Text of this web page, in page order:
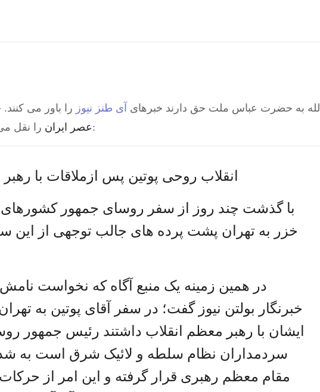
الله به حضرت عباس ملت حق دارند خبرهای آی طنز نیوز را باور می
عصر ایرانرا نقل می کنم را بخوانید:
انقلاب روحی پوتین پس ازملاقات با
با گذشت چند روز از سفر روسای جمهور کشورهای
خزر به تهران پشت پرده های جالب توجهی از این
در همین زمینه یک منبع آگاه که نخواست
خبرنگار بولتن نیوز گفت؛ در سفر آقای پوتین به
ایشان با رهبر معظم انقلاب داشتند رئیس جمهور
سردمداران نظام سلطه و لائیک شرق است به
مقام معظم رهبری قرار گرفته و این امر از